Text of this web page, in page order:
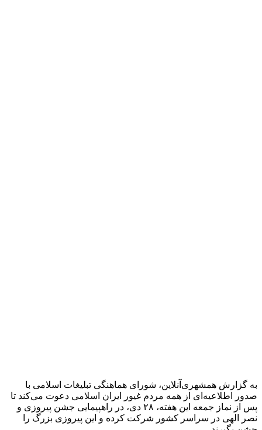
مردم غیور و همیشه در صحنه دعوت می‌نماید تا پس از نماز جمعه
این هفته، ۲۸ دی‌ماه، در راهپیمایی جشن پیروزی و نصر الهی در
سراسر کشور شرکت کرده و با ابراز شادی و سرور خود، این
پیروزی بزرگ را جشن بگیرند.